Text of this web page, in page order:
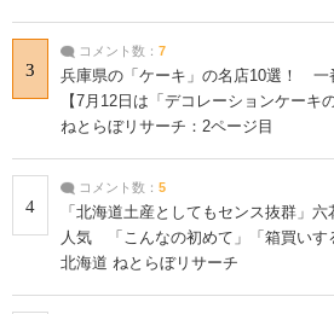
3
コメント数： 7
兵庫県の「ケーキ」の名店10選！ 一
【7月12日は「デコレーションケーキ
ねとらぼリサーチ：2ページ目
4
コメント数： 5
「北海道土産としてもセンス抜群」六
人気 「こんなの初めて」「箱買いす
北海道 ねとらぼリサーチ